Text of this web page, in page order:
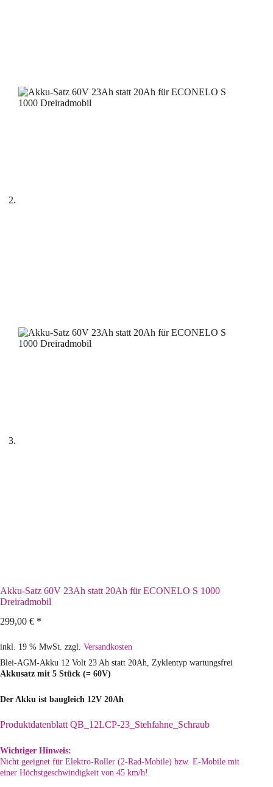
Akku-Satz 60V 23Ah statt 20Ah für ECONELO S 1000
Dreiradmobil
299,00 € *
inkl. 19 % MwSt. zzgl. Versandkosten
Blei-AGM-Akku 12 Volt 23 Ah statt 20Ah, Zyklentyp wartungsfrei
Akkusatz mit 5 Stück (= 60V)
Der Akku ist baugleich 12V 20Ah
Produktdatenblatt QB_12LCP-23_Stehfahne_Schraub
Wichtiger Hinweis:
Nicht geeignet für Elektro-Roller (2-Rad-Mobile) bzw. E-Mobile mit
einer Höchstgeschwindigkeit von 45 km/h!